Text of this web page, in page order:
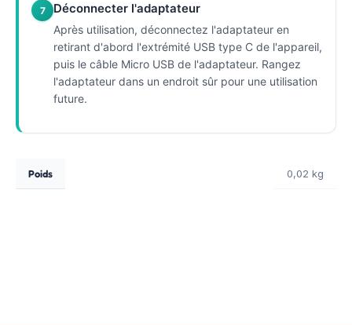
7 Déconnecter l'adaptateur
Après utilisation, déconnectez l'adaptateur en
retirant d'abord l'extrémité USB type C de l'appareil,
puis le câble Micro USB de l'adaptateur. Rangez
l'adaptateur dans un endroit sûr pour une utilisation
future.
Poids 0,02 kg